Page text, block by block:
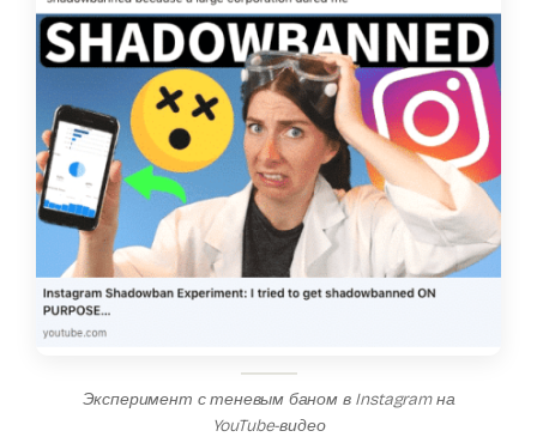
Эксперимент с теневым баном в Instagram на
YouTube-видео